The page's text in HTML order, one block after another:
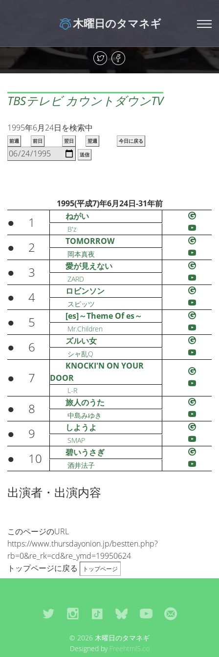
木曜日のタマネギ
TBSテレビ カウントダウンTV
1995年6月24日を検索中
前週 前日 翌日 翌週 今日に戻る
送信
1995(平成7)年6月24日-31年前
● 1 ねがい
B'z
● 2 TOMORROW
岡本真夜
● 3 愛が見えない
ZARD
● 4 ロビンソン
スピッツ
● 5 [es]～Theme Of es～
Mr.Children
● 6 ズルい女
シャ乱Q
● 7
KNOCKI'N ON YOUR
DOOR
L-R
● 8 旅人のうた
中島みゆき
● 9 しようよ
SMAP
● 10 碧いうさぎ
酒井法子
出演者・出演内容
このページのURL
https://www.thursdayonion.jp/bestten.php?
rb=0&re_rk=cd&re_ymd=19950624
トップページに戻る
トップページ
© 2026 木曜日のタマネギ
Designed by Freehtml5.co